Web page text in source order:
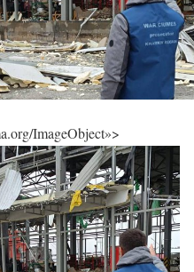
ImageObject»>